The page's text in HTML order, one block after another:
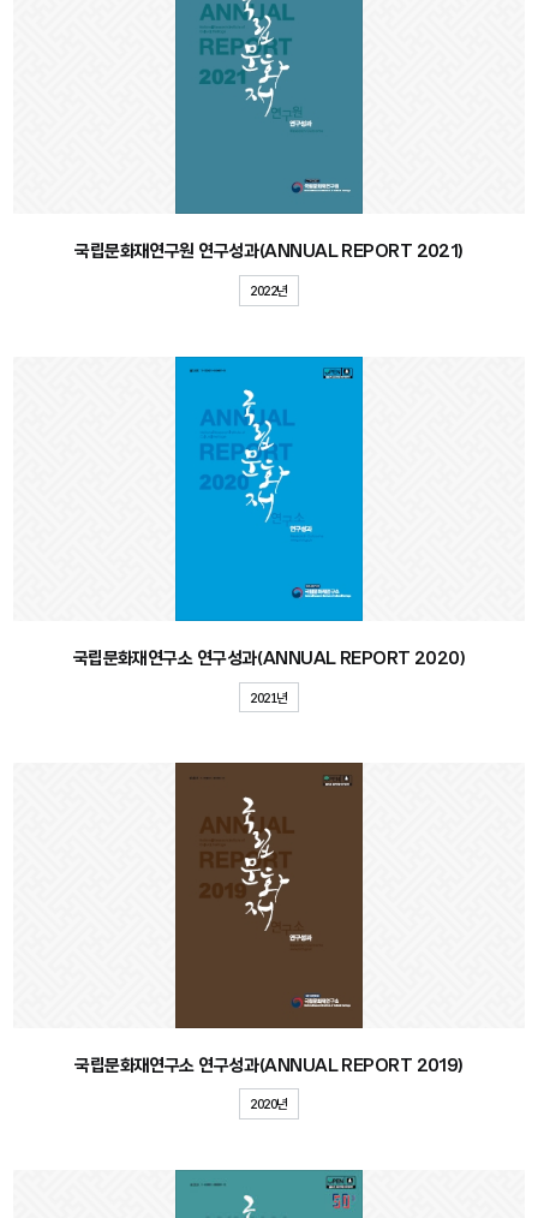
국립문화재연구원 연구성과(ANNUAL REPORT 2021)
2022년
국립문화재연구소 연구성과(ANNUAL REPORT 2020)
2021년
국립문화재연구소 연구성과(ANNUAL REPORT 2019)
2020년